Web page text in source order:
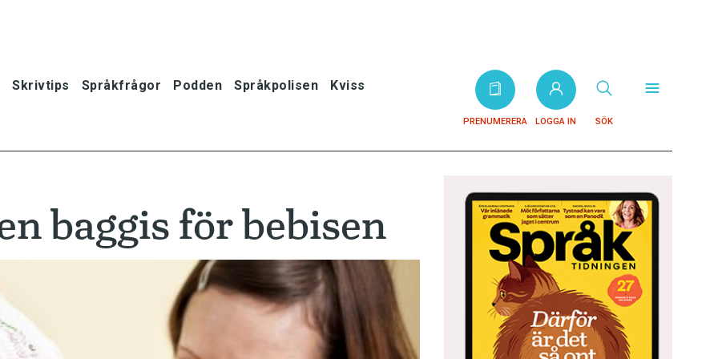
Skrivtips Språkfrågor Podden Språkpolisen Kviss
PRENUMERERA LOGGA IN SÖK
baggis för bebisen